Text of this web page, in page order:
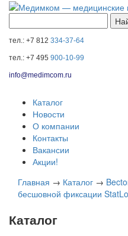
тел.: +7 812 334-37-64
тел.: +7 495 900-10-99
info@medimcom.ru
Каталог
Новости
О компании
Контакты
Вакансии
Акции!
Главная → Каталог →
бесшовной фиксации
Каталог